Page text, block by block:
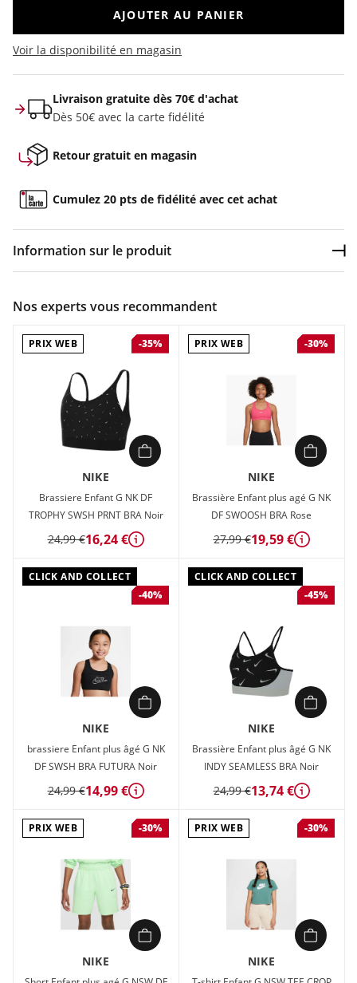
AJOUTER AU PANIER
Voir la disponibilité en magasin
Livraison gratuite dès 70€ d'achat
Dès 50€ avec la carte fidélité
Retour gratuit en magasin
Cumulez 20 pts de fidélité avec cet achat
Information sur le produit
Brassiere Enfant Nike G NK DF ALATE ALL U BRA Noir en vente
à prix attractif chez Sport 2000
Nos experts vous recommandent
PRIX WEB -35%
NIKE
Brassiere Enfant G NK DF
TROPHY SWSH PRNT BRA Noir
24,99 €16,24 € Détails
PRIX WEB -30%
NIKE
Brassière Enfant plus agé G NK
DF SWOOSH BRA Rose
27,99 €19,59 € Détails
CLICK AND COLLECT
-40%
NIKE
brassiere Enfant plus âgé G NK
DF SWSH BRA FUTURA Noir
24,99 €14,99 € Détails
CLICK AND COLLECT
-45%
NIKE
Brassière Enfant plus âgé G NK
INDY SEAMLESS BRA Noir
24,99 €13,74 € Détails
PRIX WEB -30%
NIKE
PRIX WEB -30%
NIKE